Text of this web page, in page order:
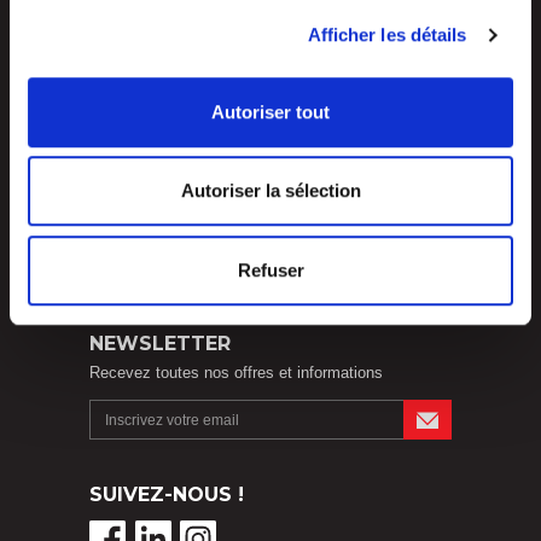
Afficher les détails
Autoriser tout
Autoriser la sélection
Refuser
NEWSLETTER
Recevez toutes nos offres et informations
SUIVEZ-NOUS !